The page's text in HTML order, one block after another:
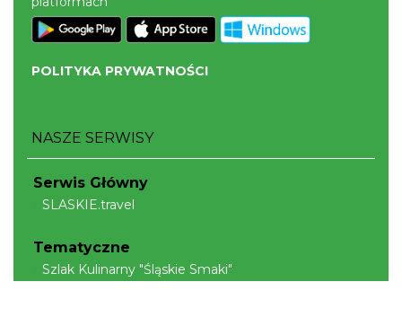
POLITYKA PRYWATNOŚCI
NASZE SERWISY
Serwis Główny
SLASKIE.travel
Tematyczne
Szlak Kulinarny "Śląskie Smaki"